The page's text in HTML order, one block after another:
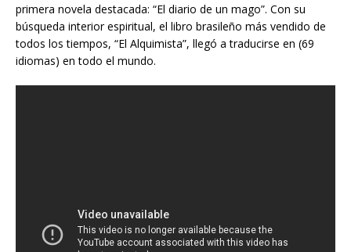
primera novela destacada: “El diario de un mago”. Con su
búsqueda interior espiritual, el libro brasileño más vendido de
todos los tiempos, “El Alquimista”, llegó a traducirse en (69
idiomas) en todo el mundo.